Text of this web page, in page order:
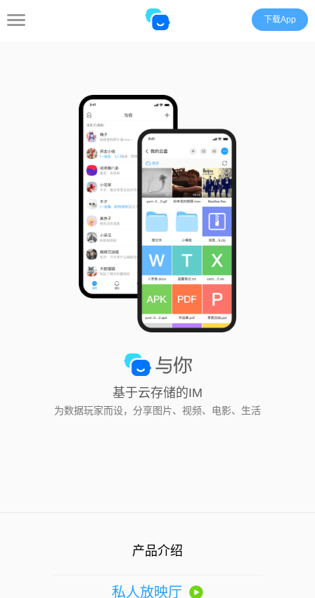
下载App
基于云存储的IM
为数据玩家而设，分享图片、视频、电影、生活
产品介绍
私人放映厅